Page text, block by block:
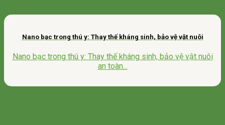
Nano bạc trong thú y: Thay thế kháng sinh, bảo vệ vật nuôi
Nano bạc trong thú y: Thay thế kháng sinh, bảo vệ vật nuôi
an toàn...